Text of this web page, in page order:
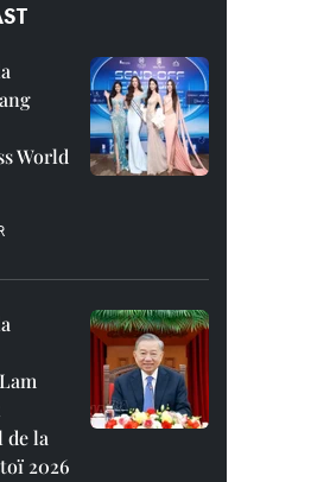
World
la
2026